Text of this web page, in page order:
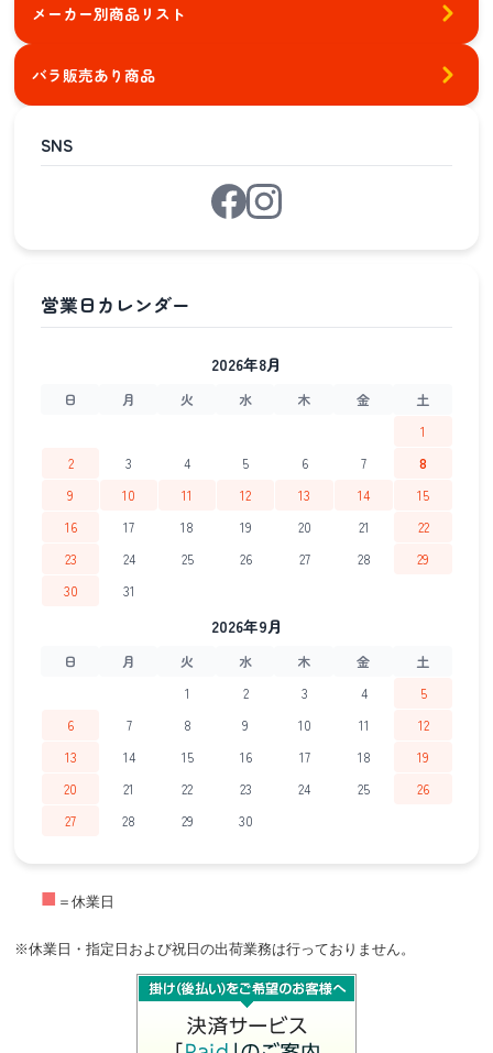
メーカー別商品リスト
バラ販売あり商品
SNS
2026年8月
日 月 火 水 木 金
土
1
2
3 4 5 6 7
8
9
10 11 12 13 14
15
16
17 18 19 20 21
22
23
24 25 26 27 28
29
30
31
2026年9月
日 月 火 水 木 金
土
1
2 3 4
5
6
7 8 9 10 11
12
13
14 15 16 17 18
19
20
21 22 23 24 25
26
27
28 29 30
■ ＝休業日
※休業日・指定日および祝日の出荷業務は行っておりません。